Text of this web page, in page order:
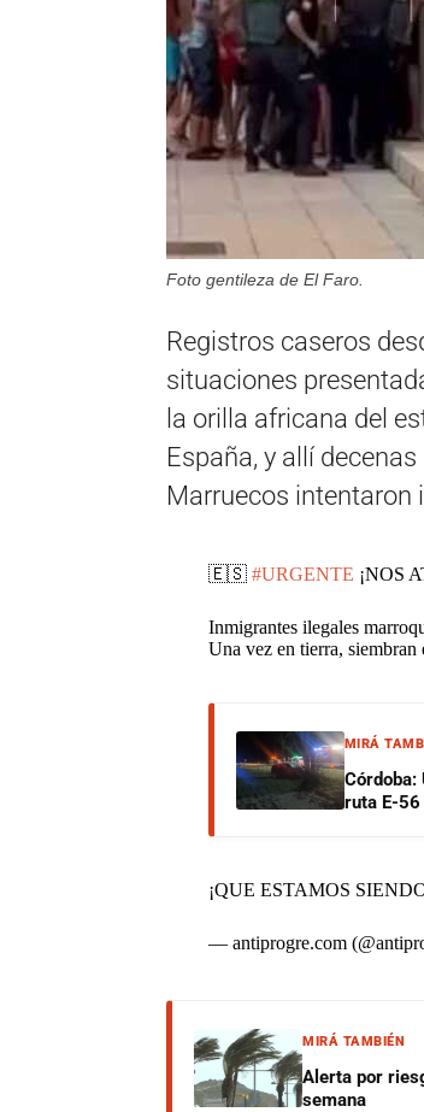
Foto gentileza de El Faro.
Registros caseros
situaciones
la orilla africana del
España, y allí
Marruecos intentaron
🇪🇸 #URGENTE ¡NOS
Inmigrantes ilegales
Una vez en tierra, siembran
MIRÁ
ruta E-56
¡QUE ESTAMOS
— antiprogre.com
MIRÁ TAMBIÉN
Alerta por
semana